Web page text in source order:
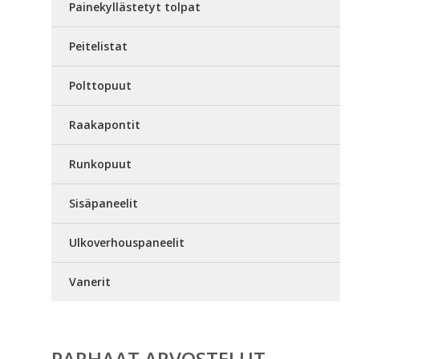
Painekyllästetyt tolpat
Peitelistat
Polttopuut
Raakapontit
Runkopuut
Sisäpaneelit
Ulkoverhouspaneelit
Vanerit